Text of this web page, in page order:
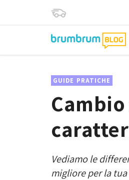
GUIDE PRATICHE
Vediamo le
migliore per la